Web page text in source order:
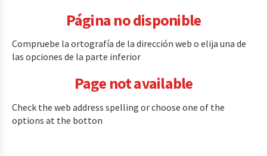
Página no disponible
Compruebe la ortografía de la dirección web o elija una de
las opciones de la parte inferior
Page not available
Check the web address spelling or choose one of the
options at the botton